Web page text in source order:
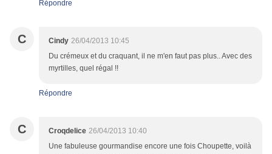
Répondre
C Cindy 26/04/2013 10:45
Du crémeux et du craquant, il ne m'en faut pas plus.. Avec des
myrtilles, quel régal !!
Répondre
C Croqdelice 26/04/2013 10:40
Une fabuleuse gourmandise encore une fois Choupette, voilà